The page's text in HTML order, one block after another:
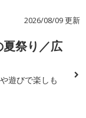
2026/08/09 更新
祭り／広
遊びで楽しも